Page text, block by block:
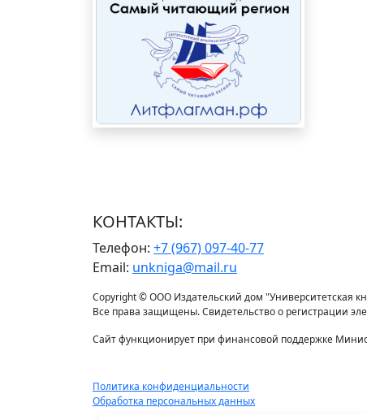
КОНТАКТЫ:
Телефон: +7 (967) 097-40-77
Email: unkniga@mail.ru
Copyright © ООО Издательский дом "Университетская
Все права защищены. Свидетельство о регистрации
Сайт функционирует при финансовой поддержке
Политика конфиденциальности
Обработка персональных данных